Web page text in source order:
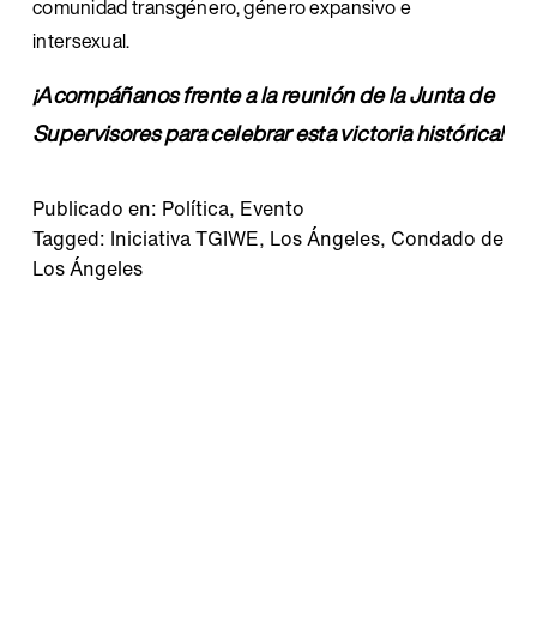
comunidad transgénero, género expansivo e
intersexual.
¡Acompáñanos frente a la reunión de la Junta de
Supervisores para celebrar esta victoria histórica!
Publicado en: Política, Evento
Tagged: Iniciativa TGIWE, Los Ángeles, Condado de
Los Ángeles